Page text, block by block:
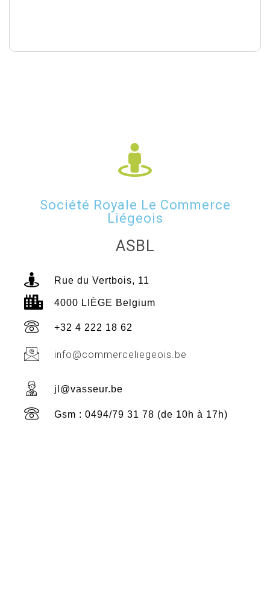
Société Royale Le Commerce
Liégeois
ASBL
Rue du Vertbois, 11
4000 LIÈGE Belgium
+32 4 222 18 62
info@commerceliegeois.be
jl@vasseur.be
Gsm : 0494/79 31 78 (de 10h à 17h)